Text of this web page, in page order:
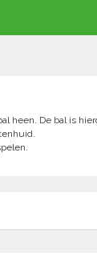
heen. De bal is